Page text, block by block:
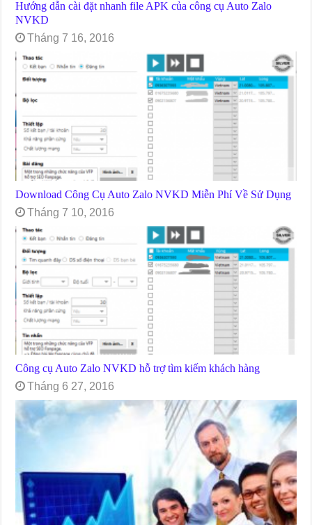
Hướng dẫn cài đặt nhanh file APK của công cụ Auto Zalo
NVKD
Tháng 7 16, 2016
Download Công Cụ Auto Zalo NVKD Miễn Phí Về Sử Dụng
Tháng 7 10, 2016
Công cụ Auto Zalo NVKD hỗ trợ tìm kiếm khách hàng
Tháng 6 27, 2016